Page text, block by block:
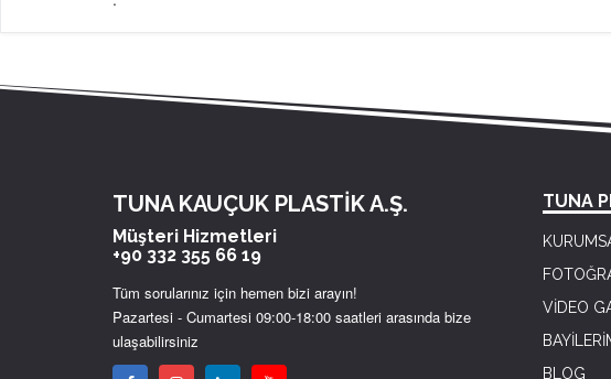
TUNA KAUÇUK PLASTİK A.Ş.
Müşteri Hizmetleri
+90 332 355 66 19
Tüm sorularınız için hemen bizi arayın!
Pazartesi - Cumartesi 09:00-18:00 saatleri arasında bize
ulaşabilirsiniz
TUNA
VİDEO
BLOG